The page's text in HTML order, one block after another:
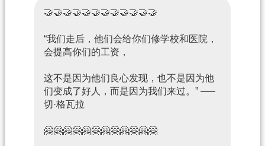
🤝🤝🤝🤝🤝🤝🤝🤝🤝🤝🤝🤝
“我们走后，他们会给你们修学校和医院，
会提高你们的工资，
这不是因为他们良心发现，也不是因为他
们变成了好人，而是因为我们来过。” —–
切·格瓦拉
🤗🤗🤗🤗🤗🤗🤗🤗🤗🤗🤗🤗